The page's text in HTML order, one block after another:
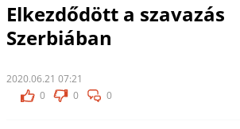
Elkezdődött a szavazás
Szerbiában
2020.06.21 07:21
0
0 0